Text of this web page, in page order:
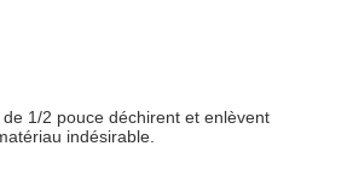
1/2 pouce déchirent et enlèvent
indésirable.